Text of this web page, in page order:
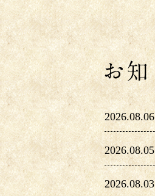
2026.08.06
2026.08.05
2026.08.03